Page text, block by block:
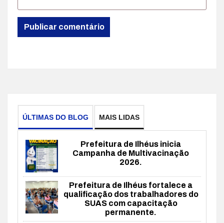
ÚLTIMAS DO BLOG MAIS LIDAS
Prefeitura de Ilhéus inicia
Campanha de Multivacinação
2026.
Prefeitura de Ilhéus fortalece a
qualificação dos trabalhadores do
SUAS com capacitação
permanente.